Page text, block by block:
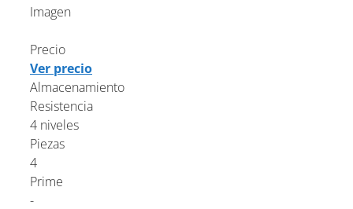
Imagen
Precio
Ver precio
Almacenamiento
Resistencia
4 niveles
Piezas
4
Prime
-